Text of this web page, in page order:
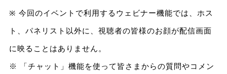
※ 今回のイベントで利用するウェビナー機能では、ホス
ト、パネリスト以外に、視聴者の皆様のお顔が配信画面
に映ることはありません。
※ 「チャット」機能を使って皆さまからの質問やコメン